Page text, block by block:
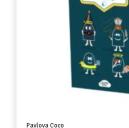
Pavlova Coco